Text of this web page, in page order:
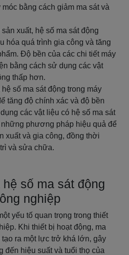
bằng cách giảm ma sát và
xuất, hệ số ma sát động
hóa quá trình gia công và tăng
Độ bền của các chi tiết máy
bằng cách sử dụng các vật
thấp hơn.
số ma sát động trong máy
tăng độ chính xác và độ bền
các vật liệu có hệ số ma sát
phương pháp hiệu quả để
xuất và gia công, đồng thời
và sửa chữa.
số ma sát động
nghiệp
yếu tố quan trọng trong thiết
Khi thiết bị hoạt động, ma
ra một lực trở khá lớn, gây
đến hiệu suất và tuổi thọ của